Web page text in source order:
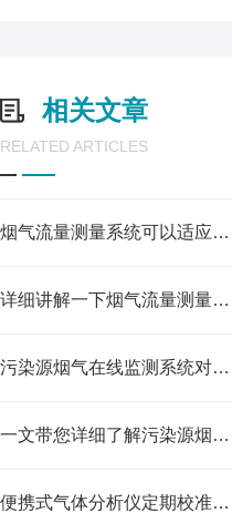
相关文章
RELATED ARTICLES
烟气流量测量系统可以适应多种不同的工况条件
详细讲解一下烟气流量测量系统的三种测量原理
污染源烟气在线监测系统对于保护环境具有重要意义
一文带您详细了解污染源烟气在线监测系统
便携式气体分析仪定期校准的必要性